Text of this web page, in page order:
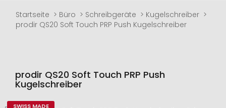
Startseite Büro Schreibgeräte
Kugelschreiber
prodir QS20 Soft Touch PRP Push Kugelschreiber
prodir QS20 Soft Touch PRP Push
Kugelschreiber
SWISS MADE